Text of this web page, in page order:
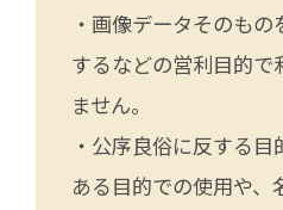
・画像データそのも
するなどの営利目的で
ません。
・公序良俗に反する
ある目的での使用や、